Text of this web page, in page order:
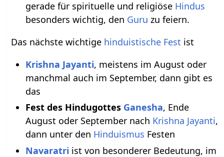
gerade für spirituelle und religiöse Hindus
besonders wichtig, den Guru zu feiern.
Das nächste wichtige hinduistische Fest ist
Krishna Jayanti, meistens im August oder
manchmal auch im September, dann gibt es
das
Fest des Hindugottes Ganesha, Ende
August oder September nach Krishna Jayanti,
dann unter den Hinduismus Festen
Navaratri ist von besonderer Bedeutung, im